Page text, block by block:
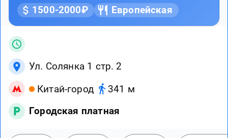
1500-2000₽ Европейская
Ул. Солянка 1 стр. 2
Китай-город
341 м
Городская платная